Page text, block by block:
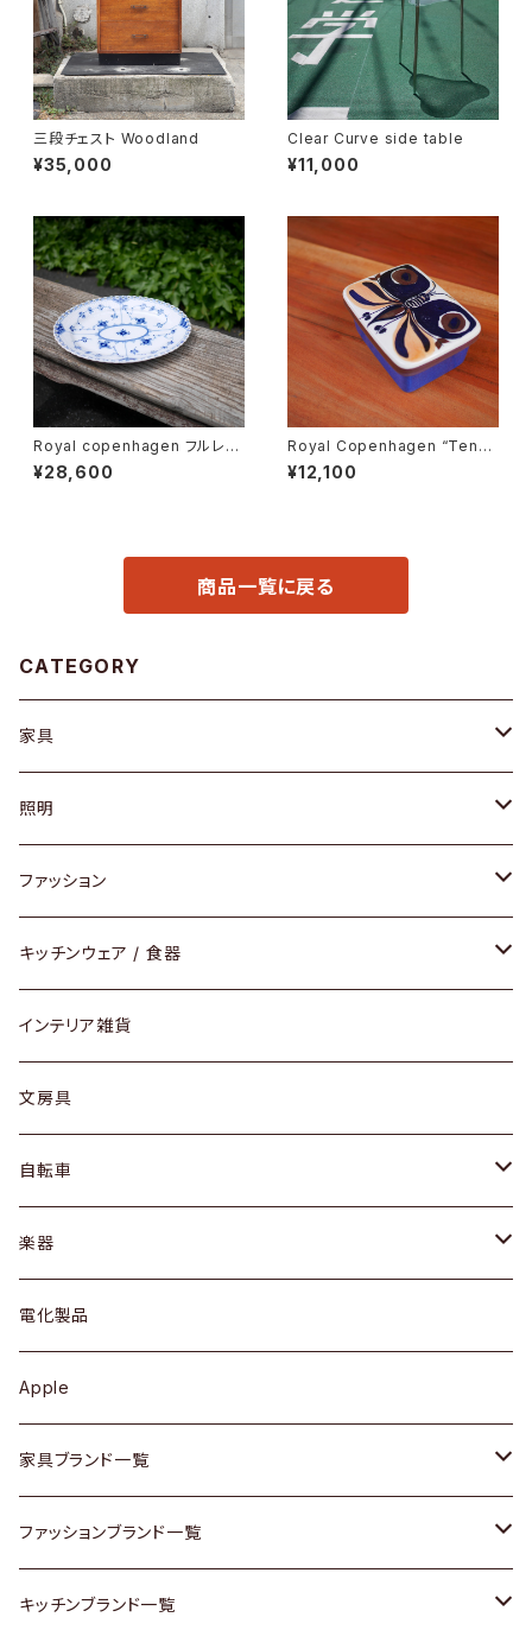
三段チェスト Woodland
¥35,000
Clear Curve side table
¥11,000
Royal copenhagen フルレー
ス オーバルディッシュ
¥28,600
Royal Copenhagen “Tener
a” Butter Case
¥12,100
商品一覧に戻る
CATEGORY
家具
ソファ / ベンチ
チェア / スツール
ダイニングセット / ダイニングテーブル
ローテーブル / サイドテーブル
デスク / コンソール
ドレッサー
シェルフ
キュリオケース / 飾り棚
カップボード / 食器棚
チェスト
その他家具
Vintageヴィンテージ / Antiqueアンティーク
照明
ペンダントライト
テーブルランプ / デスクスタンド
フロアライト
ファッション
アクセサリー
リング
ピアス / イヤリング
財布
バッグ
アウター
トップス
ワンピース
ボトムス
靴
スカーフ
腕時計
キッチンウェア / 食器
グラス / タンブラー
カップ / マグ
プレート / ボウル
カトラリー
ケトル / ティーポット
鍋 / フライパン
Vintage / ヴィンテージ
銀製品
和物 / 作家物
インテリア雑貨
文房具
自転車
dahon
楽器
ギター
ベース
その他楽器
電化製品
Apple
家具ブランド一覧
ACME Furniture / アクメ ファニチャー
ACTUS / アクタス
ファッションブランド一覧
agnes b / アニエス ベー
キッチンブランド一覧